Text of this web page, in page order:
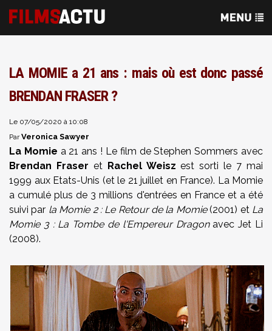
LA MOMIE a 21 ans : mais où est donc passé
BRENDAN FRASER ?
Le 07/05/2020 à 10:08
ParVeronica Sawyer
La Momie a 21 ans ! Le film de Stephen Sommers avec
Brendan Fraser et Rachel Weisz est sorti le 7 mai
1999 aux Etats-Unis (et le 21 juillet en France). La Momie
a cumulé plus de 3 millions d'entrées en France et a été
suivi par la Momie 2 : Le Retour de la Momie(2001) et La
Momie 3 : La Tombe de l'Empereur Dragonavec Jet Li
(2008).